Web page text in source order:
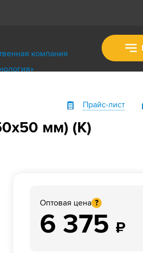
Прайс-лист
мм) (К)
Оптовая цена ?
6 375 ₽